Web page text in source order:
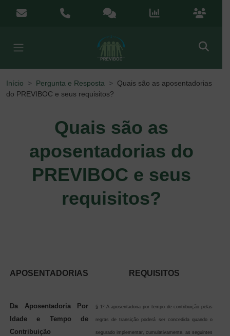
Menu de Acesso Rápido
contato@previboc.mg.gov.br
(38) 3251-5601Ouvidoria Portal da Portal do
Início Pergunta e Resposta
Quais são as aposentadorias
do PREVIBOC e seus requisitos?
Quais são as
aposentadorias do
PREVIBOC e seus
requisitos?
APOSENTADORIAS REQUISITOS
Da Aposentadoria Por
Idade e Tempo de
Contribuição
§ 1º A aposentadoria por tempo de contribuição pelas
regras de transição poderá ser concedida quando o
segurado implementar, cumulativamente, as seguintes